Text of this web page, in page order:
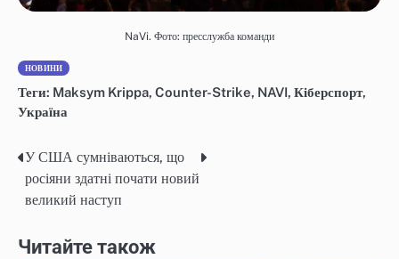
NaVi. Фото: пресслужба команди
НОВИНИ
Теги: Maksym Krippa, Counter-Strike, NAVI, Кіберспорт,
Україна
Post
navigation
У США сумніваються, що
росіяни здатні почати новий
великий наступ
Читайте також